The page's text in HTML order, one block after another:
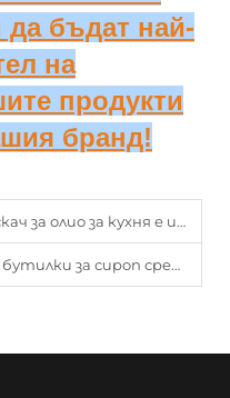
да бъдат най-
на
продукти
бранд!
е идеален избор за хранителната индустрия?
Съвети за дизайн за фармацевтични марки